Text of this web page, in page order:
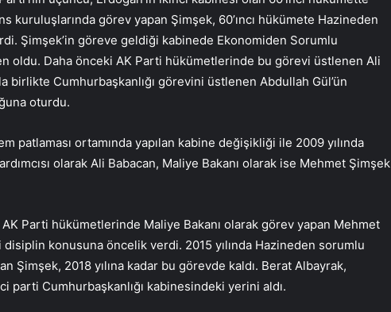
kuruluşlarında görev yapan Şimşek, 60’ıncı hükümete Hazineden
Şimşek’in göreve geldiği kabinede Ekonomiden Sorumlu
oldu. Daha önceki AK Parti hükümetlerinde bu görevi üstlenen Ali
birlikte Cumhurbaşkanlığı görevini üstlenen Abdullah Gül’ün
oturdu.
patlaması ortamında yapılan kabine değişikliği ile 2009 yılında
olarak Ali Babacan, Maliye Bakanı olarak ise Mehmet Şimşek
AK Parti hükümetlerinde Maliye Bakanı olarak görev yapan Mehmet
disiplin konusuna öncelik verdi. 2015 yılında Hazineden sorumlu
Şimşek, 2018 yılına kadar bu görevde kaldı. Berat Albayrak,
parti Cumhurbaşkanlığı kabinesindeki yerini aldı.